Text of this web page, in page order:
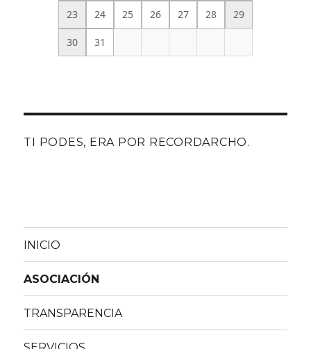
23 24 25 26 27 28 29
30 31
TI PODES, ERA POR RECORDARCHO.
INICIO
ASOCIACIÓN
TRANSPARENCIA